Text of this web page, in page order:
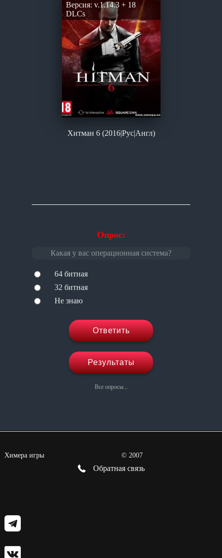
Опрос:
Какая у вас операционная система?
64 битная
32 битная
Не знаю
Ответить
Результаты
Все опросы...
Хитман 6 (2016|Рус|Англ)
Версия: v.1.14.3 + 18
DLCs
Химера игры © 2007
Обратная связь